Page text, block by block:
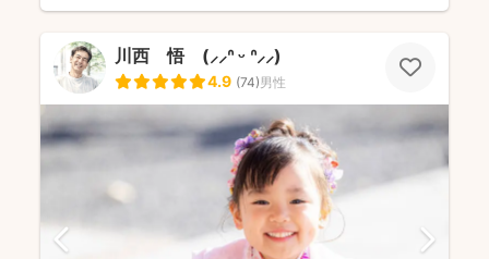
川西 悟 (⸝⸝ᐢ ᵕ ᐢ⸝⸝)
4.9 (74)男性